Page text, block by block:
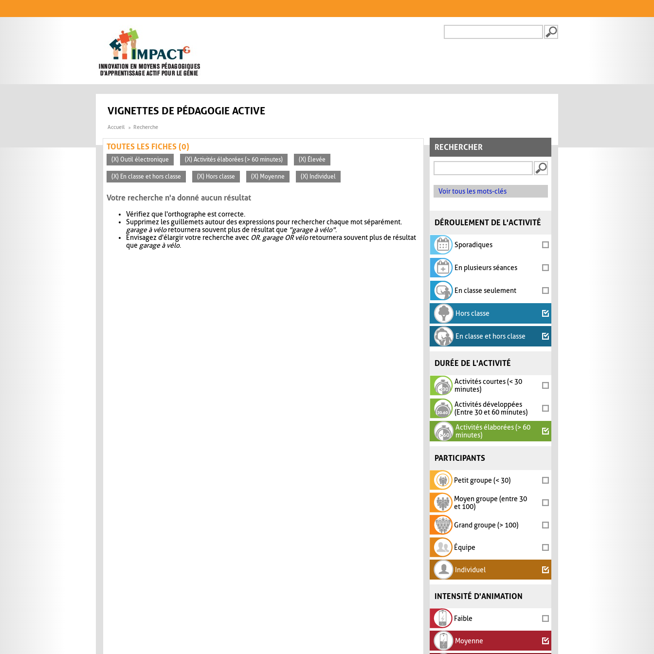
FORMULAIRE DE
VIGNETTES DE PÉDAGOGIE ACTIVE
Accueil Recherche
RECHERCHER
Voir tous les mots-clés
DÉROULEMENT DE L'ACTIVITÉ
Sporadiques
En plusieurs séances
En classe seulement
Hors classe
En classe et hors classe
DURÉE DE L'ACTIVITÉ
Activités courtes (< 30
minutes)
Activités développées
(Entre 30 et 60 minutes)
Activités élaborées (> 60
minutes)
PARTICIPANTS
Petit groupe (< 30)
Moyen groupe (entre 30
et 100)
Grand groupe (> 100)
Équipe
Individuel
INTENSITÉ D'ANIMATION
Faible
Moyenne
TOUTES LES FICHES (0)
(X) Outil électronique (X) Activités élaborées (> 60 minutes) (X) Élevée
(X) En classe et hors classe (X) Hors classe (X) Moyenne (X) Individuel
Votre recherche n'a donné aucun résultat
Vérifiez que l'orthographe est correcte.
Supprimez les guillemets autour des expressions pour rechercher chaque mot séparément.
garage à véloretournera souvent plus de résultat que "garage à vélo".
Envisagez d'élargir votre recherche avec OR. garage OR véloretournera souvent plus de résultat
que garage à vélo.